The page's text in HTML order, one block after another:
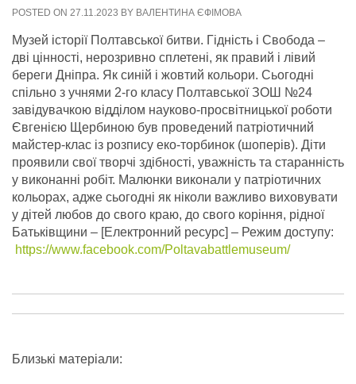
POSTED ON 27.11.2023 BY ВАЛЕНТИНА ЄФІМОВА
Музей історії Полтавської битви. Гідність і Свобода –
дві цінності, нерозривно сплетені, як правий і лівий
береги Дніпра. Як синій і жовтий кольори. Сьогодні
спільно з учнями 2-го класу Полтавської ЗОШ №24
завідувачкою відділом науково-просвітницької роботи
Євгенією Щербиною був проведений патріотичний
майстер-клас із розпису еко-торбинок (шоперів). Діти
проявили свої творчі здібності, уважність та старанність
у виконанні робіт. Малюнки виконали у патріотичних
кольорах, адже сьогодні як ніколи важливо виховувати
у дітей любов до свого краю, до свого коріння, рідної
Батьківщини – [Електронний ресурс] – Режим доступу:
https://www.facebook.com/Poltavabattlemuseum/
Близькі матеріали: